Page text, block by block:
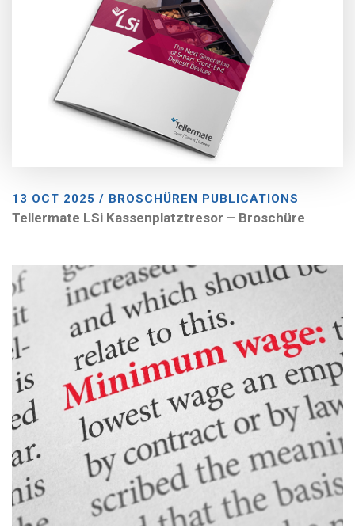
13 OCT 2025 / BROSCHÜREN PUBLICATIONS
Tellermate LSi Kassenplatztresor – Broschüre